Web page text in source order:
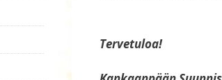
Tervetuloa!